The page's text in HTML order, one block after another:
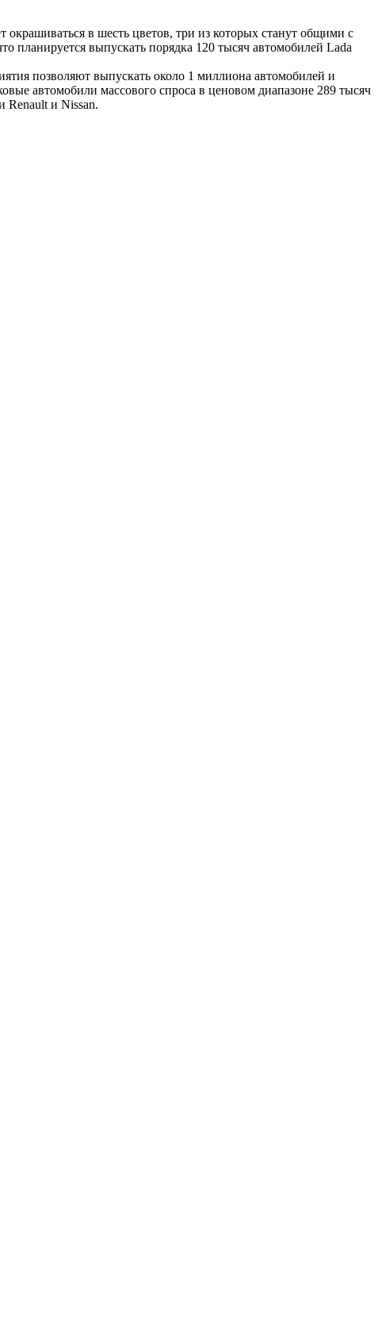
окрашиваться в шесть цветов, три из которых станут общими с
планируется выпускать порядка 120 тысяч автомобилей Lada
позволяют выпускать около 1 миллиона автомобилей и
автомобили массового спроса в ценовом диапазоне 289 тысяч
Renault и Nissan.